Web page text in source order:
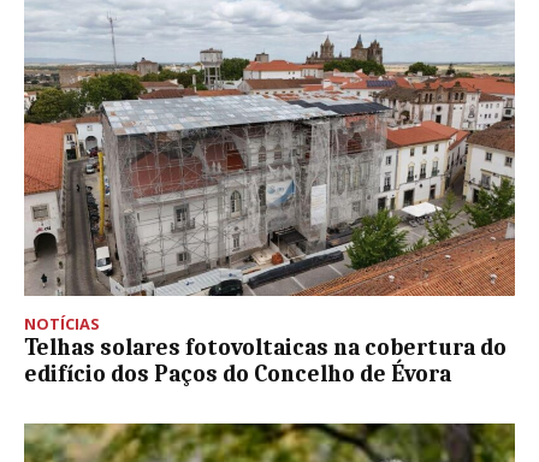
NOTÍCIAS
Telhas solares fotovoltaicas na cobertura do
edifício dos Paços do Concelho de Évora